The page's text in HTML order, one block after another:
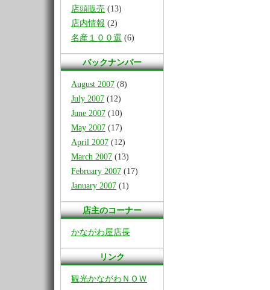
店頭販売 (13)
店内情報 (2)
名産１００選 (6)
バックナンバー
August 2007 (8)
July 2007 (12)
June 2007 (10)
May 2007 (17)
April 2007 (12)
March 2007 (13)
February 2007 (17)
January 2007 (1)
店主のコーナー
かながわ屋店長
リンク
観光かながわＮＯＷ